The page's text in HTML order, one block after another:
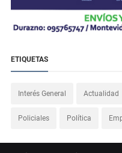
ETIQUETAS
Interés General Actualidad
Policiales Política